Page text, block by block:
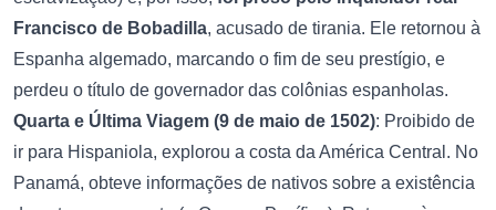
Francisco de Bobadilla, acusado de tirania. Ele retornou à
Espanha algemado, marcando o fim de seu prestígio, e
perdeu o título de governador das colônias espanholas.
Quarta e Última Viagem (9 de maio de 1502): Proibido de
ir para Hispaniola, explorou a costa da América Central. No
Panamá, obteve informações de nativos sobre a existência